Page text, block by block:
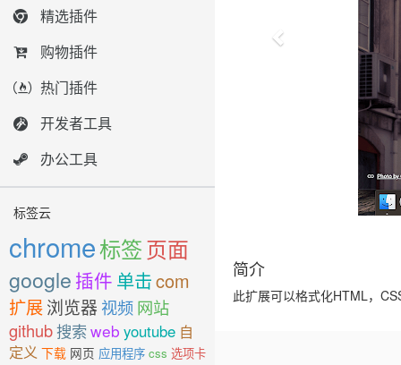
精选插件
购物插件
热门插件
开发者工具
办公工具
标签云
chrome标签页面
google 插件 单击com
扩展浏览器 视频网站
github搜索web youtube 自
定义 下载 网页 应用程序 css 选项卡
简介
此扩展可以格式化HTML，